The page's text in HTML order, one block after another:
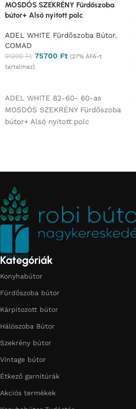
MOSDÓS SZEKRÉNY Fürdőszoba
bútor+ Alsó nyitott polc
ADEL WHITE Fürdőszoba Bútor,
COMAD
91200Ft 75700 Ft (27% ÁFÁ-t
tartalmaz)
ADEL WHITE 82-60- 60-as
MOSDÓS SZEKRÉNY Fürdőszoba
bútor+ Alsó nyitott polc
Kategóriák
Konyhabútor
Fürdőszoba bútor
Kárpitozott bútor
Hálószoba Bútor
Szekrény bútor
Vintage bútor
Étkező garnitúrák
Akciós termékek